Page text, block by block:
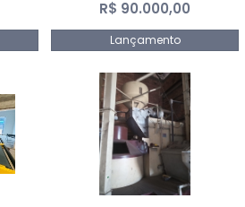
R$ 90.000,00
Lançamento